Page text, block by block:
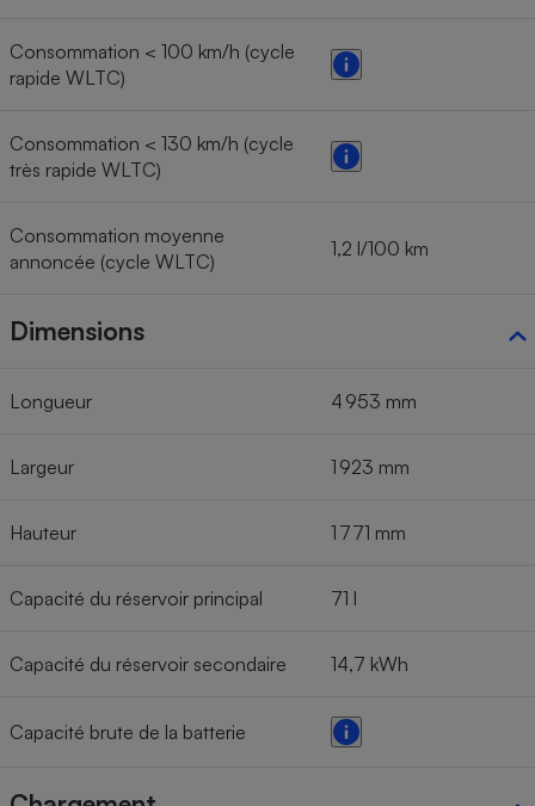
Consommation < 100 km/h (cycle
rapide WLTC)
Consommation < 130 km/h (cycle
très rapide WLTC)
Consommation moyenne
annoncée (cycle WLTC)
1,2 l/100 km
Dimensions
Longueur 4 953 mm
Largeur 1 923 mm
Hauteur 1 771 mm
Capacité du réservoir principal 71 l
Capacité du réservoir secondaire 14,7 kWh
Capacité brute de la batterie